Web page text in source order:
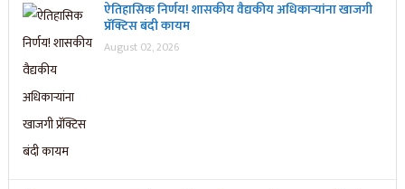
ऐतिहासिक निर्णय! शासकीय वैद्यकीय अधिकाऱ्यांना खाजगी
प्रॅक्टिस बंदी कायम
August 02, 2026